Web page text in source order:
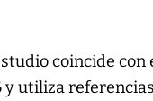
coincide con
y utiliza